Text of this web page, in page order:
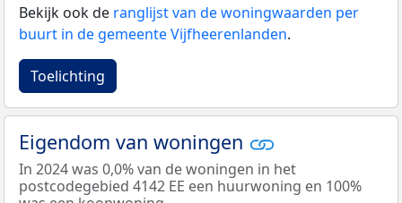
Bekijk ook de ranglijst van de woningwaarden per
buurt in de gemeente Vijfheerenlanden.
Toelichting
Eigendom van woningen
In 2024 was 0,0% van de woningen in het
postcodegebied 4142 EE een huurwoning en 100%